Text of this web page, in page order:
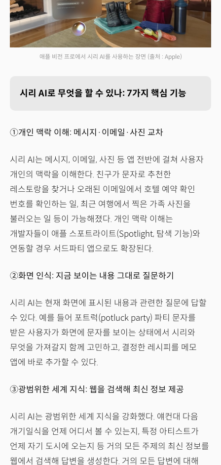
애플 비전 프로에서 시리 AI를 사용하는 장면 (출처 : Apple)
시리 AI로 무엇을 할 수 있나: 7가지 핵심 기능
①개인 맥락 이해: 메시지·이메일·사진 교차
시리 AI는 메시지, 이메일, 사진 등 앱 전반에 걸쳐 사용자
개인의 맥락을 이해한다. 친구가 문자로 추천한
레스토랑을 찾거나 오래된 이메일에서 호텔 예약 확인
번호를 확인하는 일, 최근 여행에서 찍은 가족 사진을
불러오는 일 등이 가능해졌다. 개인 맥락 이해는
개발자들이 애플 스포트라이트(Spotlight, 탐색 기능)와
연동할 경우 서드파티 앱으로도 확장된다.
②화면 인식: 지금 보이는 내용 그대로 질문하기
시리 AI는 현재 화면에 표시된 내용과 관련한 질문에 답할
수 있다. 예를 들어 포트럭(potluck party) 파티 문자를
받은 사용자가 화면에 문자를 보이는 상태에서 시리와
무엇을 가져갈지 함께 고민하고, 결정한 레시피를 메모
앱에 바로 추가할 수 있다.
③광범위한 세계 지식: 웹을 검색해 최신 정보 제공
시리 AI는 광범위한 세계 지식을 강화했다. 얘컨대 다음
개기일식을 언제 어디서 볼 수 있는지, 특정 아티스트가
언제 자기 도시에 오는지 등 거의 모든 주제의 최신 정보를
웹에서 검색해 답변을 생성한다. 거의 모든 답변에 대해